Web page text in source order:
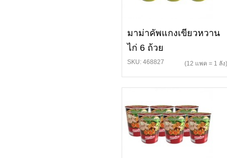
มาม่าคัพแกงเขียวหวาน
ไก่ 6 ถ้วย
SKU: 468827 (12 แพค = 1 ลัง)